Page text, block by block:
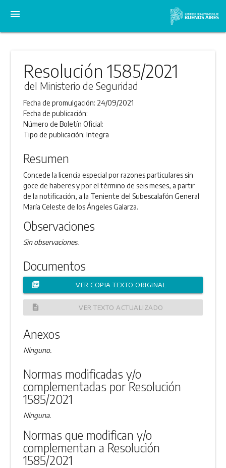
menu
Resolución 1585/2021
del Ministerio de Seguridad
Fecha de promulgación: 24/09/2021
Fecha de publicación:
Número de Boletín Oficial:
Tipo de publicación:Integra
Resumen
Concede la licencia especial por razones particulares sin
goce de haberes y por el término de seis meses, a partir
de la notificación, a la Teniente del Subescalafón General
María Celeste de los Ángeles Galarza.
Observaciones
Sin observaciones.
Documentos
picture_as_pdf VER COPIA TEXTO ORIGINAL
description VER TEXTO ACTUALIZADO
Anexos
Ninguno.
Normas modificadas y/o
complementadas por Resolución
1585/2021
Ninguna.
Normas que modifican y/o
complementan a Resolución
1585/2021